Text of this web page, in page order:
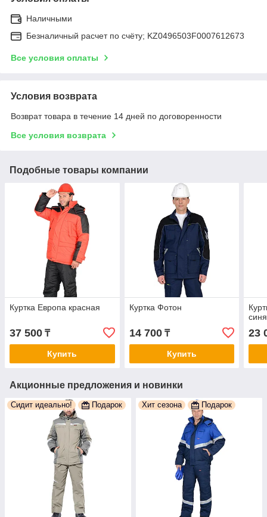
Наличными
Безналичный расчет по счёту; KZ0496503F0007612673
Все условия оплаты
Условия возврата
Возврат товара в течение 14 дней по договоренности
Все условия возврата
Подобные товары компании
Куртка Европа красная
37 500 ₸
Купить
Куртка Фотон
14 700₸
Купить
23
Акционные предложения и новинки
Сидит идеально! Подарок Хит сезона Подарок